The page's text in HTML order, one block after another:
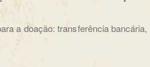
a doação: transferência